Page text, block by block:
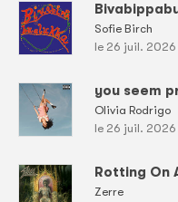
Sofie Birch
le 26 juil. 2026
you seem
Olivia Rodrigo
le 26 juil. 2026
Rotting On
Zerre